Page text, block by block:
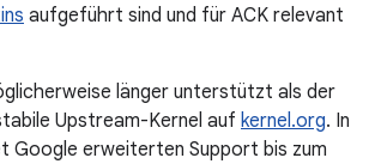
aufgeführt sind und für ACK relevant
länger unterstützt als der
Upstream-Kernel auf kernel.org. In
Google erweiterten Support bis zum